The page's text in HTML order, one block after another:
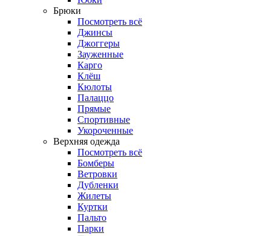
Брюки
Посмотреть всё
Джинсы
Джоггеры
Зауженные
Карго
Клёш
Кюлоты
Палаццо
Прямые
Спортивные
Укороченные
Верхняя одежда
Посмотреть всё
Бомберы
Ветровки
Дубленки
Жилеты
Куртки
Пальто
Парки